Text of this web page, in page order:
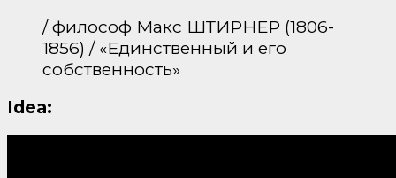
/ философ Макс ШТИРНЕР (1806-
1856) / «Единственный и его
собственность»
Idea: